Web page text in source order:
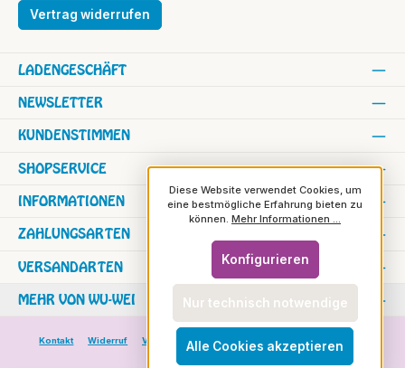
Vertrag widerrufen
SHOPSERVICE
INFORMATIONEN
NEWSLETTER
KUNDENSTIMMEN
LADENGESCHÄFT
ZAHLUNGSARTEN
VERSANDARTEN
MEHR VON WU-WEI
Kontakt Widerruf Versand und Zahlung
Versand in die Schweiz
Rundbrief
Diese Website verwendet Cookies, um
eine bestmögliche Erfahrung bieten zu
können. Mehr Informationen ...
Nur technisch notwendige
Konfigurieren
Alle Cookies akzeptieren